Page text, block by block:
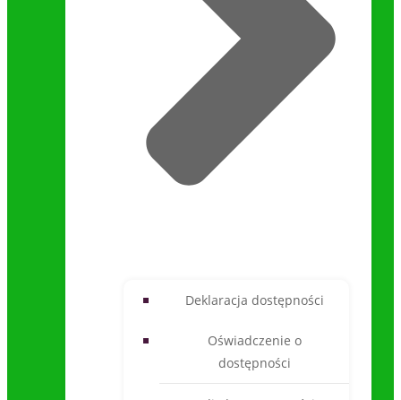
Deklaracja dostępności
Oświadczenie o
dostępności